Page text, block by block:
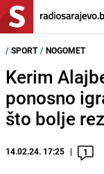
/ SPORT / NOGOMET
Kerim
ponosno
što bolje
14.02.24. 17:25 1